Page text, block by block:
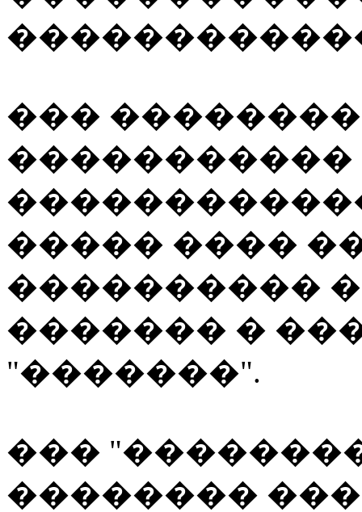
���
�����������
����� ����
����������
������� �
"�������".
���
��������